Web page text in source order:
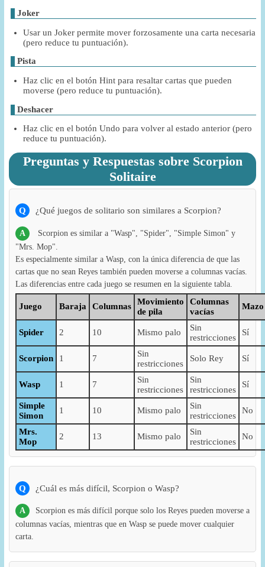
Joker
Usar un Joker permite mover forzosamente una carta necesaria
(pero reduce tu puntuación).
Pista
Haz clic en el botón Hint para resaltar cartas que pueden
moverse (pero reduce tu puntuación).
Deshacer
Haz clic en el botón Undo para volver al estado anterior (pero
reduce tu puntuación).
Preguntas y Respuestas sobre Scorpion
Solitaire
Q ¿Qué juegos de solitario son similares a Scorpion?
A
Scorpion es similar a "Wasp", "Spider", "Simple Simon" y
"Mrs. Mop".
Es especialmente similar a Wasp, con la única diferencia de que las
cartas que no sean Reyes también pueden moverse a columnas vacías.
Las diferencias entre cada juego se resumen en la siguiente tabla.
Juego Baraja Columnas
Movimiento
de pila
Columnas
vacías
Mazo
Spider 2 10 Mismo palo
Sin
restricciones
Sí
Scorpion 1 7
Sin
restricciones
Solo Rey Sí
Wasp 1 7
Sin
restricciones
Sin
restricciones
Sí
Simple
Simon
1 10 Mismo palo
Sin
restricciones
No
Mrs.
Mop
2 13 Mismo palo
Sin
restricciones
No
Q ¿Cuál es más difícil, Scorpion o Wasp?
A
Scorpion es más difícil porque solo los Reyes pueden moverse a
columnas vacías, mientras que en Wasp se puede mover cualquier
carta.